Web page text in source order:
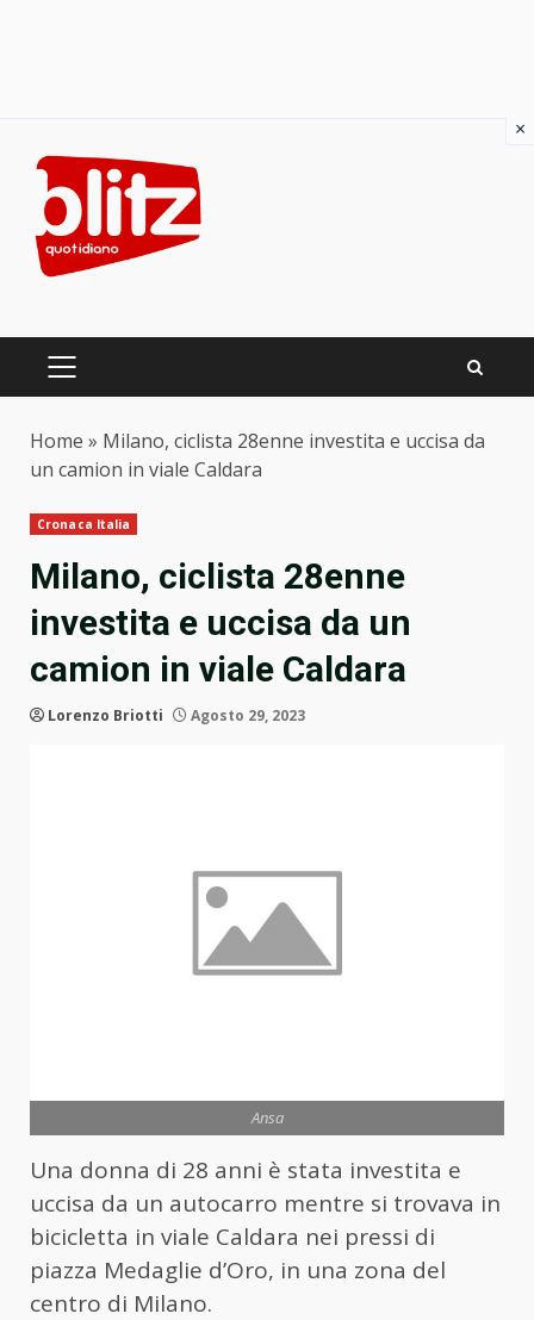
content
PRIMARY
Home » Milano, ciclista 28enne investita e uccisa da
un camion in viale Caldara
Cronaca Italia
Milano, ciclista 28enne
investita e uccisa da un
camion in viale Caldara
Lorenzo Briotti Agosto 29, 2023
Ansa
Una donna di 28 anni è stata investita e
uccisa da un autocarro mentre si trovava in
bicicletta in viale Caldara nei pressi di
piazza Medaglie d’Oro, in una zona del
centro di Milano.
×